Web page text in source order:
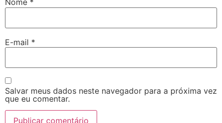
Nome *
E-mail *
Salvar meus dados neste navegador para a próxima vez
que eu comentar.